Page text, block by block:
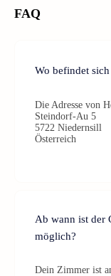
FAQ
Wo befindet
Die Adresse von
Steindorf-Au 5
5722 Niedernsill
Österreich
Ab wann ist der
möglich?
Dein Zimmer ist